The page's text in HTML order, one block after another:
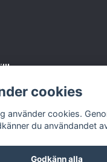
cookies
använder cookies.
du användandet
Godkänn alla